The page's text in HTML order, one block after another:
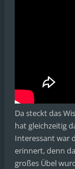
Da steckt das
hat gleichzeitig
Interessant war
erinnert, denn
großes Übel